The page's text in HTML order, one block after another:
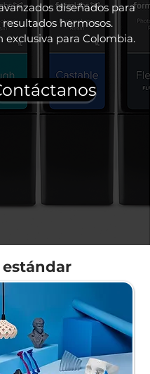
estándar
diseñados para
hermosos.
exclusiva para Colombia.